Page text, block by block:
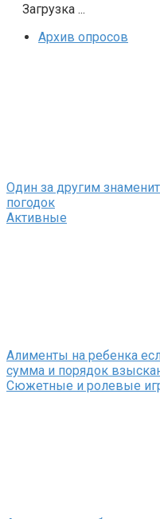
Загрузка ...
Архив опросов
Один за другим
погодок
Активные
Алименты на ребенка
сумма и порядок
Сюжетные и ролевые